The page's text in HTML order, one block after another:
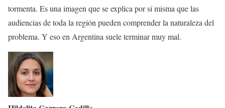
tormenta. Es una imagen que se explica por sí misma que las
audiencias de toda la región pueden comprender la naturaleza del
problema. Y eso en Argentina suele terminar muy mal.